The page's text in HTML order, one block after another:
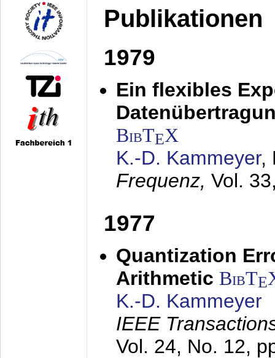
Publikationen
1979
Ein flexibles
BibTEX
K.-D. Kammeyer,
Frequenz, Vol.
1977
Quantization
Arithmetic BibTE
K.-D. Kammeyer
IEEE
Vol. 24, No. 12,